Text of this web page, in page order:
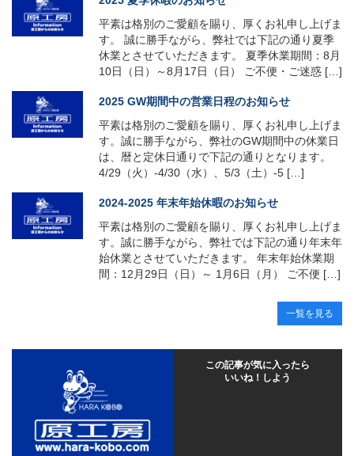
平素は格別のご愛顧を賜り、厚くお礼申し上げま
す。 誠に勝手ながら、弊社では下記の通り夏季
休業とさせていただきます。 夏季休業期間：8月
10日（日）～8月17日（日） ご不便・ご迷惑 […]
2025 GW期間中の営業日程のお知らせ
平素は格別のご愛顧を賜り、厚くお礼申し上げま
す。誠に勝手ながら、弊社のGW期間中の休業日
は、暦と定休日通りで下記の通りとなります。
4/29（火）-4/30（水）、5/3（土）-5 […]
2024-2025 年末年始休暇のお知らせ
平素は格別のご愛顧を賜り、厚くお礼申し上げま
す。誠に勝手ながら、弊社では下記の通り年末年
始休業とさせていただきます。 年末年始休業期
間：12月29日（日）～ 1月6日（月） ご不便 […]
一覧を見る
この記事が気に入ったら
いいね！しよう